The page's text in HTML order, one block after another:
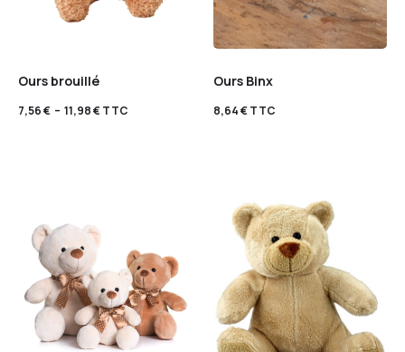
Ours brouillé
7,56€ – 11,98€TTC
Ours Binx
8,64€TTC